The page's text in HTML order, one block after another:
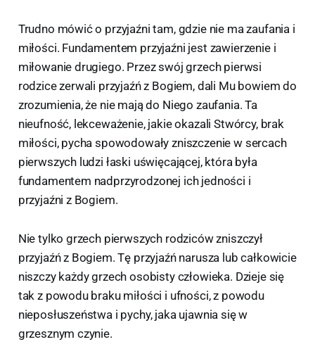
Trudno mówić o przyjaźni tam, gdzie nie ma zaufania i
miłości. Fundamentem przyjaźni jest zawierzenie i
miłowanie drugiego. Przez swój grzech pierwsi
rodzice zerwali przyjaźń z Bogiem, dali Mu bowiem do
zrozumienia, że nie mają do Niego zaufania. Ta
nieufność, lekceważenie, jakie okazali Stwórcy, brak
miłości, pycha spowodowały zniszczenie w sercach
pierwszych ludzi łaski uświęcającej, która była
fundamentem nadprzyrodzonej ich jedności i
przyjaźni z Bogiem.
Nie tylko grzech pierwszych rodziców zniszczył
przyjaźń z Bogiem. Tę przyjaźń narusza lub całkowicie
niszczy każdy grzech osobisty człowieka. Dzieje się
tak z powodu braku miłości i ufności, z powodu
nieposłuszeństwa i pychy, jaka ujawnia się w
grzesznym czynie.